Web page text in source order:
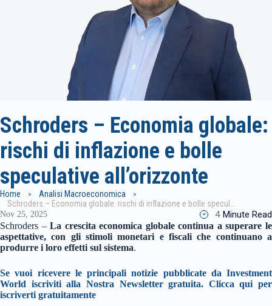
Schroders – Economia globale:
rischi di inflazione e bolle
speculative all’orizzonte
Home
Analisi Macroeconomica
Nov 25, 2025 4 Minute Read
Schroders –La crescita economica globale continua a superare le
aspettative, con gli stimoli monetari e fiscali che continuano a
produrre i loro effetti sul sistema.
Se vuoi ricevere le principali notizie pubblicate da Investment
World iscriviti alla Nostra Newsletter gratuita. Clicca qui per
iscriverti gratuitamente